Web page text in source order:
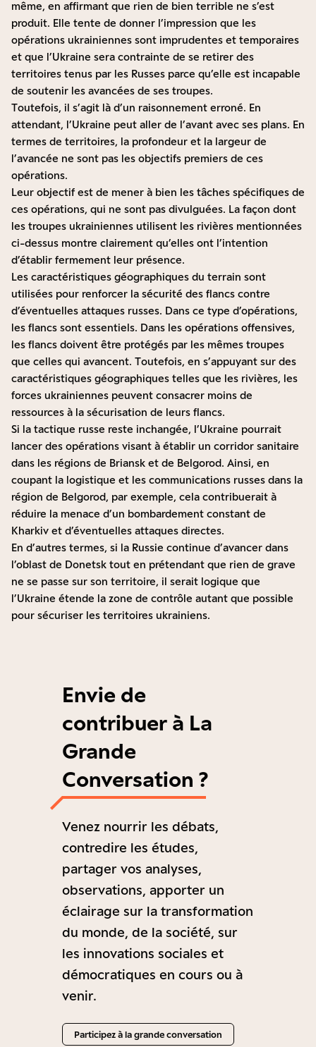
même, en affirmant que rien de bien terrible ne s’est
produit. Elle tente de donner l’impression que les
opérations ukrainiennes sont imprudentes et temporaires
et que l’Ukraine sera contrainte de se retirer des
territoires tenus par les Russes parce qu’elle est incapable
de soutenir les avancées de ses troupes.
Toutefois, il s’agit là d’un raisonnement erroné. En
attendant, l’Ukraine peut aller de l’avant avec ses plans. En
termes de territoires, la profondeur et la largeur de
l’avancée ne sont pas les objectifs premiers de ces
opérations.
Leur objectif est de mener à bien les tâches spécifiques de
ces opérations, qui ne sont pas divulguées. La façon dont
les troupes ukrainiennes utilisent les rivières mentionnées
ci-dessus montre clairement qu’elles ont l’intention
d’établir fermement leur présence.
Les caractéristiques géographiques du terrain sont
utilisées pour renforcer la sécurité des flancs contre
d’éventuelles attaques russes. Dans ce type d’opérations,
les flancs sont essentiels. Dans les opérations offensives,
les flancs doivent être protégés par les mêmes troupes
que celles qui avancent. Toutefois, en s’appuyant sur des
caractéristiques géographiques telles que les rivières, les
forces ukrainiennes peuvent consacrer moins de
ressources à la sécurisation de leurs flancs.
Si la tactique russe reste inchangée, l’Ukraine pourrait
lancer des opérations visant à établir un corridor sanitaire
dans les régions de Briansk et de Belgorod. Ainsi, en
coupant la logistique et les communications russes dans la
région de Belgorod, par exemple, cela contribuerait à
réduire la menace d’un bombardement constant de
Kharkiv et d’éventuelles attaques directes.
En d’autres termes, si la Russie continue d’avancer dans
l’oblast de Donetsk tout en prétendant que rien de grave
ne se passe sur son territoire, il serait logique que
l’Ukraine étende la zone de contrôle autant que possible
pour sécuriser les territoires ukrainiens.
Envie de
contribuer à La
Grande
Conversation ?
Venez nourrir les débats,
contredire les études,
partager vos analyses,
observations, apporter un
éclairage sur la transformation
du monde, de la société, sur
les innovations sociales et
démocratiques en cours ou à
venir.
Participez à la grande conversation